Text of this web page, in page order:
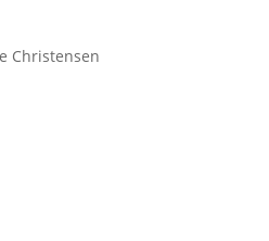
Christensen